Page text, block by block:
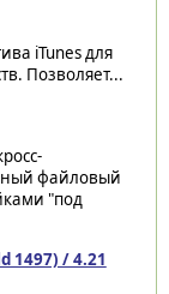
iTunes для
Позволяет...
файловый
"под
1497) / 4.21